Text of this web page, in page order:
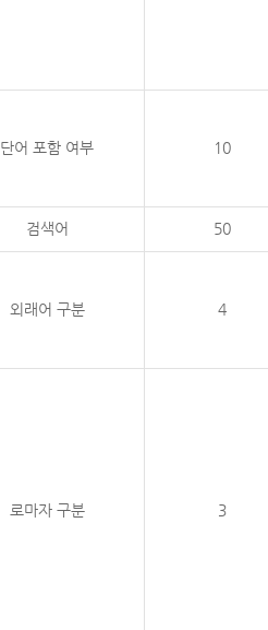
단어 포함 여부 10
검색어 50
외래어 구분 4
로마자 구분 3